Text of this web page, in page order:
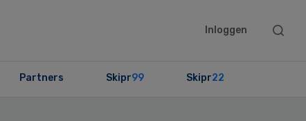
Inloggen
Search
Partners Skipr99 Skipr22